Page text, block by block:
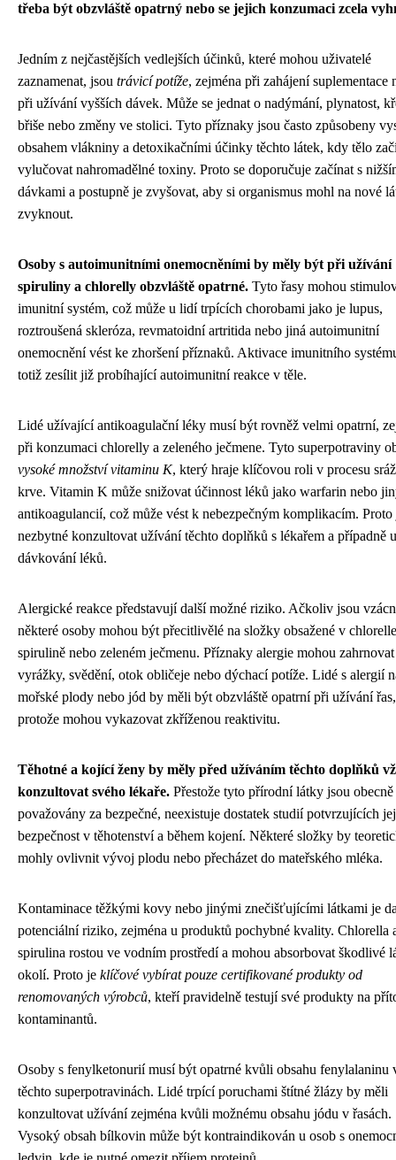
třeba být obzvláště opatrný nebo se jejich konzumaci zcela
Jedním z nejčastějších vedlejších účinků, které mohou uživatelé
zaznamenat, jsou trávicí potíže, zejména při zahájení suplementace
při užívání vyšších dávek. Může se jednat o nadýmání, plynatost,
břiše nebo změny ve stolici. Tyto příznaky jsou často způsobeny
obsahem vlákniny a detoxikačními účinky těchto látek, kdy tělo
vylučovat nahromadělné toxiny. Proto se doporučuje začínat s
dávkami a postupně je zvyšovat, aby si organismus mohl na nové
zvyknout.
Osoby s autoimunitními onemocněními by měly být při užívání
spiruliny a chlorelly obzvláště opatrné. Tyto řasy mohou
imunitní systém, což může u lidí trpících chorobami jako je lupus,
roztroušená skleróza, revmatoidní artritida nebo jiná autoimunitní
onemocnění vést ke zhoršení příznaků. Aktivace imunitního
totiž zesílit již probíhající autoimunitní reakce v těle.
Lidé užívající antikoagulační léky musí být rovněž velmi opatrní,
při konzumaci chlorelly a zeleného ječmene. Tyto superpotraviny
vysoké množství vitaminu K, který hraje klíčovou roli v procesu
krve. Vitamin K může snižovat účinnost léků jako warfarin nebo
antikoagulancií, což může vést k nebezpečným komplikacím. Proto
nezbytné konzultovat užívání těchto doplňků s lékařem a případně
dávkování léků.
Alergické reakce představují další možné riziko. Ačkoliv jsou
některé osoby mohou být přecitlivělé na složky obsažené v
spirulině nebo zeleném ječmenu. Příznaky alergie mohou
vyrážky, svědění, otok obličeje nebo dýchací potíže. Lidé s alergií
mořské plody nebo jód by měli být obzvláště opatrní při užívání řas,
protože mohou vykazovat zkříženou reaktivitu.
Těhotné a kojící ženy by měly před užíváním těchto doplňků
konzultovat svého lékaře. Přestože tyto přírodní látky jsou obecně
považovány za bezpečné, neexistuje dostatek studií potvrzujících
bezpečnost v těhotenství a během kojení. Některé složky by
mohly ovlivnit vývoj plodu nebo přecházet do mateřského mléka.
Kontaminace těžkými kovy nebo jinými znečišťujícími látkami je
potenciální riziko, zejména u produktů pochybné kvality. Chlorella
spirulina rostou ve vodním prostředí a mohou absorbovat škodlivé
okolí. Proto je klíčové vybírat pouze certifikované produkty od
renomovaných výrobců, kteří pravidelně testují své produkty na
kontaminantů.
Osoby s fenylketonurií musí být opatrné kvůli obsahu fenylalaninu
těchto superpotravinách. Lidé trpící poruchami štítné žlázy by měli
konzultovat užívání zejména kvůli možnému obsahu jódu v řasách.
Vysoký obsah bílkovin může být kontraindikován u osob s